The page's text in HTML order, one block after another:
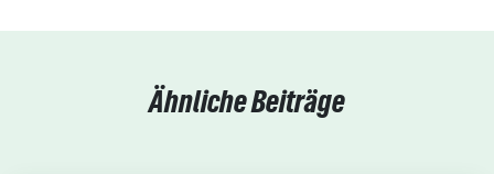
Ähnliche Beiträge